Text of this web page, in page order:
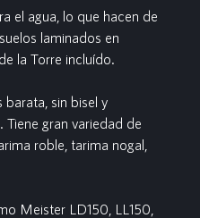
el agua, lo que hacen de
laminados en
la Torre incluído.
sin bisel y
Tiene gran variedad de
roble, tarima nogal,
Meister LD150, LL150,